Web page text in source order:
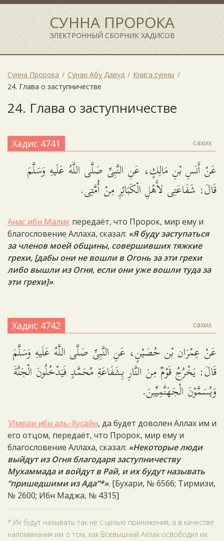
СУННА ПРОРОКА
ЭЛЕКТРОННЫЙ СБОРНИК ХАДИСОВ
Сунна Пророка Сунан Абу Давуд
Книга сунны
24. Глава о заступничестве
24. Глава о заступничестве
Хадис 4741 сахих
عَنْ أَنَسِ بْنِ مَالِكٍ، عَنِ النَّبِىِّ صَلَّى اللَّهُ عَلَيهِ وَسَلَّمَ
قَالَ: شَفَاعَتِى لأَهْلِ الْكَبَائِرِ مِنْ أُمَّتِى.
Анас ибн Малик передаёт, что Пророк, мир ему и
благословение Аллаха, сказал: «Я буду заступаться
за членов моей общины, совершивших тяжкие
грехи, [дабы они не вошли в Огонь за эти грехи
либо вышли из Огня, если они уже вошли туда за
эти грехи]».
Хадис 4742 сахих
عَنْ عِمْرَان بْن حُصَيْنٍ، عَنِ النَّبِىِّ صَلَّى اللَّهُ عَلَيهِ وَسَلَّمَ
قَالَ: يَخْرُجُ قَوْمٌ مِنَ النَّارِ بِشَفَاعَةِ مُحَمَّدٍ فَيَدْخُلُونَ الْجَنَّةَ
وَيُسَمَّوْنَ الْجَهَنَّمِيِّينَ.
‘Имран ибн аль-Хусайн, да будет доволен Аллах им и
его отцом, передаёт, что Пророк, мир ему и
благословение Аллаха, сказал: «Некоторые люди
выйдут из Огня благодаря заступничеству
Мухаммада и войдут в Рай, и их будут называть
“пришедшими из Ада”*». [Бухари, № 6566; Тирмизи,
№ 2600; Ибн Маджа, № 4315]
* Их будут называть так не с целью принижения, а в качестве
напоминания им о том, как Всевышний Аллах освободил их